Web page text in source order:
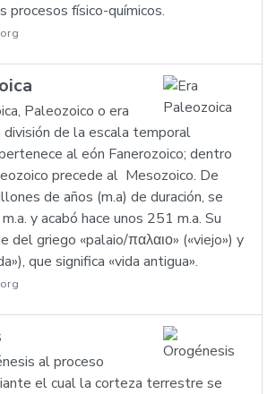
procesos físico-químicos.
Paleozoico o era
división de la escala temporal
al eón Fanerozoico; dentro
precede al Mesozoico. De
de años (m.a) de duración, se
y acabó hace unos 251 m.a. Su
del griego «palaio/παλαιο» («viejo») y
que significa «vida antigua».
al proceso
el cual la corteza terrestre se